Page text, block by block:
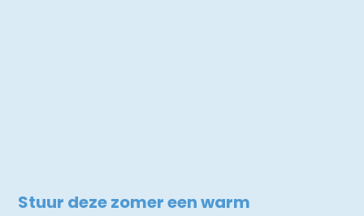
Stuur deze zomer een warm